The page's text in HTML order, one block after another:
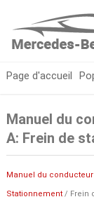
Page d'accueil
Manuel du
A: Frein de
Manuel du
Stationnement/ Frein